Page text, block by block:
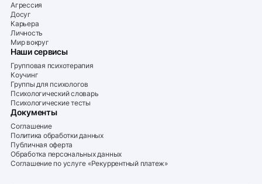
Агрессия
Досуг
Карьера
Личность
Мир вокруг
Наши сервисы
Групповая психотерапия
Коучинг
Группы для психологов
Психологический словарь
Психологические тесты
Документы
Соглашение
Политика обработки данных
Публичная оферта
Обработка персональных данных
Соглашение по услуге «Рекуррентный платеж»